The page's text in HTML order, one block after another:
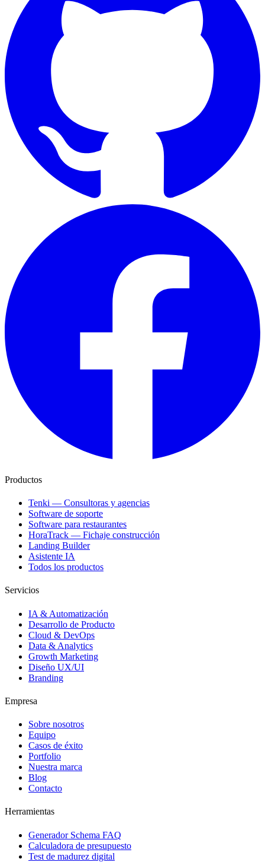
Productos
Tenki — Consultoras y agencias
Software de soporte
Software para restaurantes
HoraTrack — Fichaje construcción
Landing Builder
Asistente IA
Todos los productos
Servicios
IA & Automatización
Desarrollo de Producto
Cloud & DevOps
Data & Analytics
Growth Marketing
Diseño UX/UI
Branding
Empresa
Sobre nosotros
Equipo
Casos de éxito
Portfolio
Nuestra marca
Blog
Contacto
Herramientas
Generador Schema FAQ
Calculadora de presupuesto
Test de madurez digital